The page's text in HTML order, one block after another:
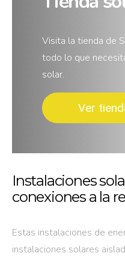
Visita la tienda de
todo lo que
solar.
Ver
Instalaciones
conexiones a la
Estas instalaciones de
instalaciones solares